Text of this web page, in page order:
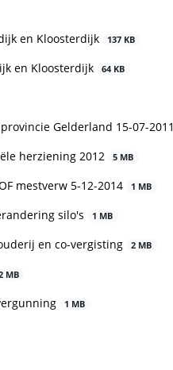
en Kloosterdijk
137 KB
en Kloosterdijk 64 KB
Gelderland 15-07-2011
herziening 2012 5 MB
mestverw 5-12-2014 1 MB
silo's 1 MB
en co-vergisting 2 MB
MB
1 MB